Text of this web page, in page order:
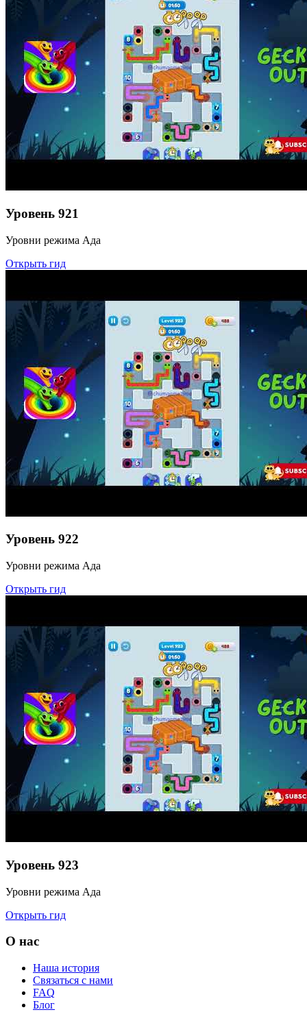
Уровень 921
Уровни режима Ада
Открыть гид
Уровень 922
Уровни режима Ада
Открыть гид
Уровень 923
Уровни режима Ада
Открыть гид
О нас
Наша история
Связаться с нами
FAQ
Блог